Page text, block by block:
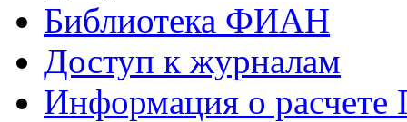
Библиотека ФИАН
Доступ к журналам
Информация о